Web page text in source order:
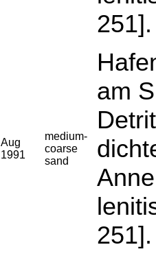
251].
Aug
1991
medium-
coarse
sand
am
251].